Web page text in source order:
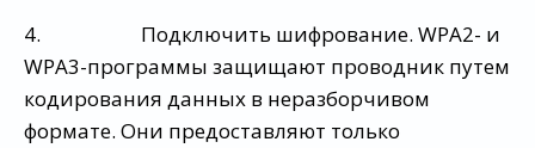
4. Подключить шифрование. WPA2- и
WPA3-программы защищают проводник путем
кодирования данных в неразборчивом
формате. Они предоставляют только